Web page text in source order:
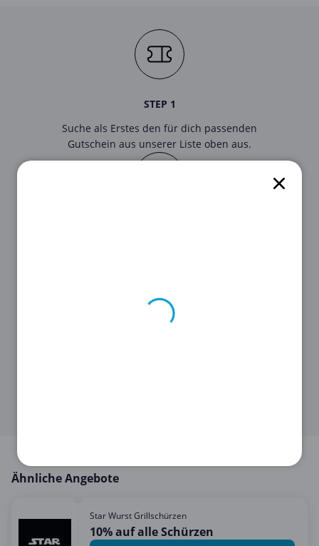
STEP 1
Suche als Erstes den für dich passenden
Gutschein aus unserer Liste oben aus.
Ähnliche Angebote
Star Wurst Grillschürzen
10% auf alle Schürzen